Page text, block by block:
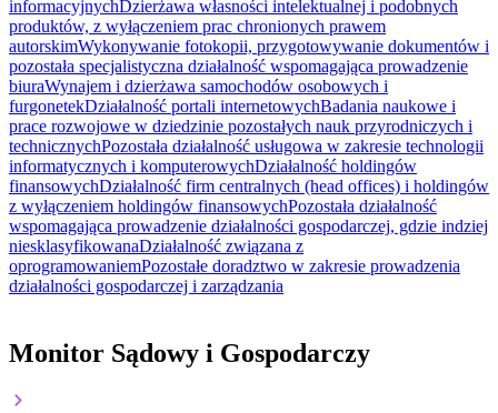
informacyjnychDzierżawa własności intelektualnej i podobnych
produktów, z wyłączeniem prac chronionych prawem
autorskimWykonywanie fotokopii, przygotowywanie dokumentów i
pozostała specjalistyczna działalność wspomagająca prowadzenie
biuraWynajem i dzierżawa samochodów osobowych i
furgonetekDziałalność portali internetowychBadania naukowe i
prace rozwojowe w dziedzinie pozostałych nauk przyrodniczych i
technicznychPozostała działalność usługowa w zakresie technologii
informatycznych i komputerowychDziałalność holdingów
finansowychDziałalność firm centralnych (head offices) i holdingów
z wyłączeniem holdingów finansowychPozostała działalność
wspomagająca prowadzenie działalności gospodarczej, gdzie indziej
niesklasyfikowanaDziałalność związana z
oprogramowaniemPozostałe doradztwo w zakresie prowadzenia
działalności gospodarczej i zarządzania
Monitor Sądowy i Gospodarczy